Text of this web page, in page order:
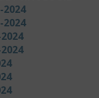
2024
2024